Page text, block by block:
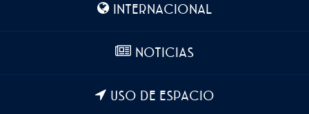
INTERNACIONAL
NOTICIAS
USO DE ESPACIO